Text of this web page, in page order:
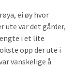
ei øy hvor
ute var det gårder,
i et lite
opp der ute i
vanskelige å